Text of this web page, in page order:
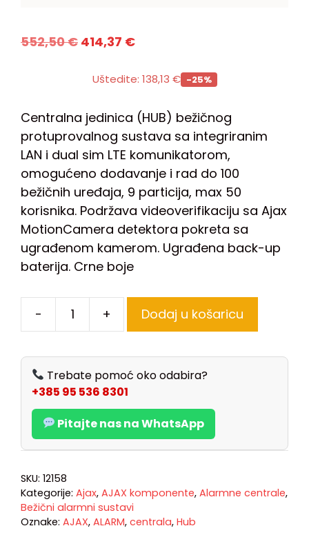
552,50€ 414,37 €
Uštedite: 138,13 € -25%
Centralna jedinica (HUB) bežičnog
protuprovalnog sustava sa integriranim
LAN i dual sim LTE komunikatorom,
omogućeno dodavanje i rad do 100
bežičnih uređaja, 9 particija, max 50
korisnika. Podržava videoverifikaciju sa Ajax
MotionCamera detektora pokreta sa
ugrađenom kamerom. Ugrađena back-up
baterija. Crne boje
- + Dodaj u košaricu
Trebate pomoć oko odabira?
+385 95 536 8301
Pitajte nas na WhatsApp
SKU: 12158
Kategorije: Ajax, AJAX komponente, Alarmne centrale,
Bežični alarmni sustavi
Oznake: AJAX, ALARM, centrala, Hub